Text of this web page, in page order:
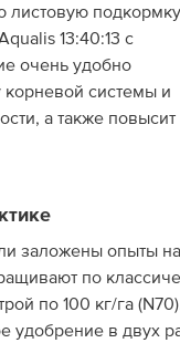
листовую
13:40:13 с
очень удобно
корневой системы и
а также повысит
заложены опыты
по
по 100 кг/га
удобрение в двух